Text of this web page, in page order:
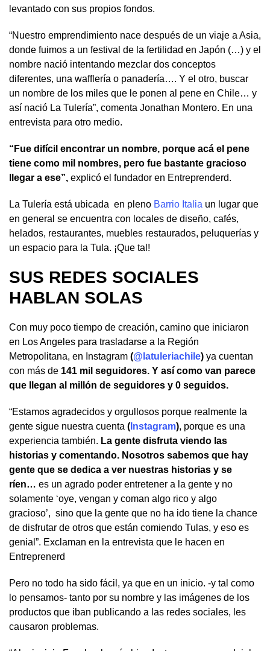
levantado con sus propios fondos.
“Nuestro emprendimiento nace después de un viaje a Asia,
donde fuimos a un festival de la fertilidad en Japón (…) y el
nombre nació intentando mezclar dos conceptos
diferentes, una wafflería o panadería…. Y el otro, buscar
un nombre de los miles que le ponen al pene en Chile… y
así nació La Tulería”, comenta Jonathan Montero. En una
entrevista para otro medio.
“Fue difícil encontrar un nombre, porque acá el pene
tiene como mil nombres, pero fue bastante gracioso
llegar a ese”, explicó el fundador en Entreprenderd.
La Tulería está ubicada en pleno Barrio Italia un lugar que
en general se encuentra con locales de diseño, cafés,
helados, restaurantes, muebles restaurados, peluquerías y
un espacio para la Tula. ¡Que tal!
SUS REDES SOCIALES
HABLAN SOLAS
Con muy poco tiempo de creación, camino que iniciaron
en Los Angeles para trasladarse a la Región
Metropolitana, en Instagram (@latuleriachile) ya cuentan
con más de 141 mil seguidores. Y así como van parece
que llegan al millón de seguidores y 0 seguidos.
“Estamos agradecidos y orgullosos porque realmente la
gente sigue nuestra cuenta ( Instagram), porque es una
experiencia también. La gente disfruta viendo las
historias y comentando. Nosotros sabemos que hay
gente que se dedica a ver nuestras historias y se
ríen… es un agrado poder entretener a la gente y no
solamente ‘oye, vengan y coman algo rico y algo
gracioso’, sino que la gente que no ha ido tiene la chance
de disfrutar de otros que están comiendo Tulas, y eso es
genial”. Exclaman en la entrevista que le hacen en
Entreprenerd
Pero no todo ha sido fácil, ya que en un inicio. -y tal como
lo pensamos- tanto por su nombre y las imágenes de los
productos que iban publicando a las redes sociales, les
causaron problemas.